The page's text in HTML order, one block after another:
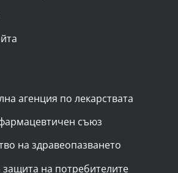
агенция по лекарствата
съюз
на здравеопазването
на потребителите